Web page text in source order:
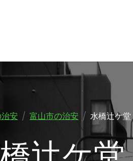
安 富山市の治安 水橋辻ケ堂